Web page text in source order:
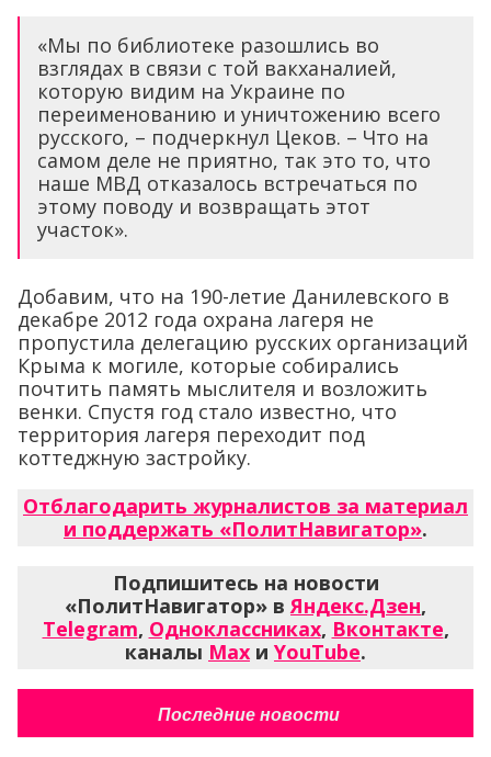
«Мы по библиотеке разошлись во
взглядах в связи с той вакханалией,
которую видим на Украине по
переименованию и уничтожению всего
русского, – подчеркнул Цеков. – Что на
самом деле не приятно, так это то, что
наше МВД отказалось встречаться по
этому поводу и возвращать этот
участок».
Добавим, что на 190-летие Данилевского в
декабре 2012 года охрана лагеря не
пропустила делегацию русских организаций
Крыма к могиле, которые собирались
почтить память мыслителя и возложить
венки. Спустя год стало известно, что
территория лагеря переходит под
коттеджную застройку.
Отблагодарить журналистов за материал
и поддержать «ПолитНавигатор».
Подпишитесь на новости
«ПолитНавигатор» вЯндекс.Дзен,
Telegram, Одноклассниках, Вконтакте,
каналы Max и YouTube.
Последние новости